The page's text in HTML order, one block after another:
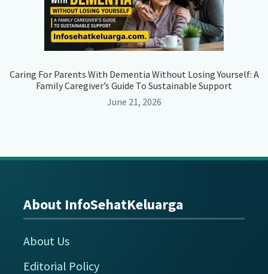
Caring For Parents With Dementia Without Losing Yourself: A
Family Caregiver’s Guide To Sustainable Support
June 21, 2026
Footer
About InfoSehatKeluarga
About Us
Editorial Policy